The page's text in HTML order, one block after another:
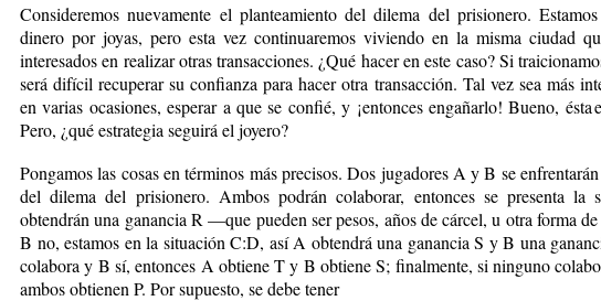
Consideremos nuevamente el planteamiento del dilema del prisionero.
dinero por joyas, pero esta vez continuaremos viviendo en la misma ciudad
interesados en realizar otras transacciones. ¿Qué hacer en este caso? Si
será difícil recuperar su confianza para hacer otra transacción. Tal vez sea más
en varias ocasiones, esperar a que se confié, y ¡entonces engañarlo! Bueno, ésta
Pero, ¿qué estra­tegia seguirá el joyero?
Pongamos las cosas en términos más precisos. Dos jugadores A y B se
del dilema del prisionero. Ambos podrán colaborar, entonces se presenta la
obtendrán una ganancia R —que pueden ser pesos, años de cárcel, u otra forma
B no, estamos en la situación C:D, así A obtendrá una ganancia S y B una
colabora y B sí, entonces A obtiene T y B obtiene S; finalmente, si ninguno
ambos obtienen P. Por supuesto, se debe tener